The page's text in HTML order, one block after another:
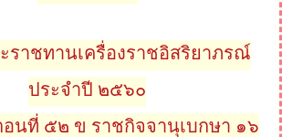
ราชทานเครื่องราชอิสริยาภรณ์
ประจำปี ๒๕๖๐
นที่ ๕๒ ข ราชกิจจานุเบกษา ๑๖